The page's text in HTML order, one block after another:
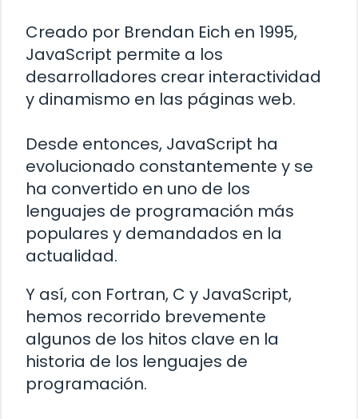
Creado por Brendan Eich en 1995,
JavaScript permite a los
desarrolladores crear interactividad
y dinamismo en las páginas web.
Desde entonces, JavaScript ha
evolucionado constantemente y se
ha convertido en uno de los
lenguajes de programación más
populares y demandados en la
actualidad.
Y así, con Fortran, C y JavaScript,
hemos recorrido brevemente
algunos de los hitos clave en la
historia de los lenguajes de
programación.